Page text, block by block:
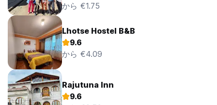
から €1.75
Lhotse Hostel B&B
9.6
から €4.09
Rajutuna Inn
9.6